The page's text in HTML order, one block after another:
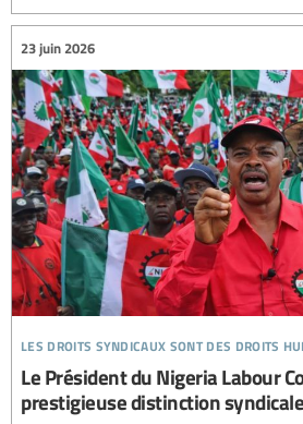
les droits syndicaux sont des droits
23 juin 2026
Le Président du Nigeria Labour
prestigieuse distinction